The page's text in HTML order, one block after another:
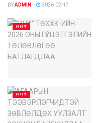
BYADMIN 2026-02-17
ИНҮТ
ИНҮТ